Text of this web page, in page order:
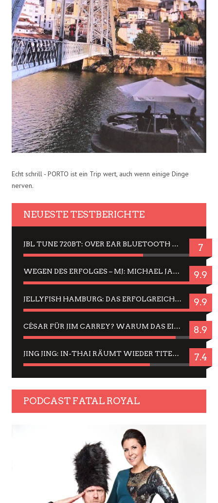
Echt schrill - PORTO ist ein Trip wert, auch wenn einige Dinge
nerven.
NEUESTE TESTBERICHTE
JBL TUNE 720BT: OVER EAR BLUETOOTH KOPFHÖRER UM DIE 50,-€ IM DAUER-TEST 7
WEGEN DES ERFOLGES – MJ: MICHAEL JACKSON MUSICAL IN EINER MATINEE SEHEN 9.9
JELLYFISH HAMBURG: DAS ERFOLGREICHE SOMMER-MENÜ 2025 IN GEFÜHLEN UND BILDERN 9.9
CÉSAR FÜR JIM CARREY? WARUM DAS EINER DER NERVIGSTEN ACTORS IST UND BLEIBT 8.9
JING JING: IN-THAI RÄUMT WIEDER TITEL AB – EIN ZWEI-STUNDEN-ERLEBNISBERICHT 7.4
PODCAST FATAL ROYAL